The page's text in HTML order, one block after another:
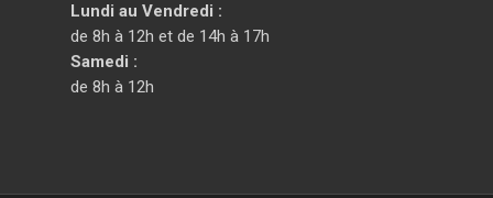
Lundi au Vendredi :
de 8h à 12h et de 14h à 17h
Samedi :
de 8h à 12h